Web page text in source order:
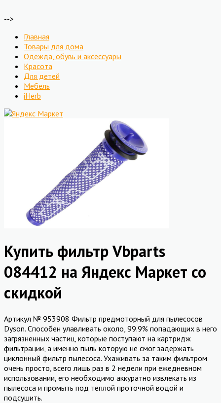
-->
Главная
Товары для дома
Одежда, обувь и аксессуары
Красота
Для детей
Мебель
iHerb
Купить фильтр Vbparts
084412 на Яндекс Маркет со
скидкой
Артикул № 953908 Фильтр предмоторный для пылесосов
Dyson. Способен улавливать около, 99.9% попадающих в него
загрязненных частиц, которые поступают на картридж
фильтрации, а именно пыль которую не смог задержать
циклонный фильтр пылесоса. Ухаживать за таким фильтром
очень просто, всего лишь раз в 2 недели при ежедневном
использовании, его необходимо аккуратно извлекать из
пылесоса и промыть под теплой проточной водой и
подсушить.